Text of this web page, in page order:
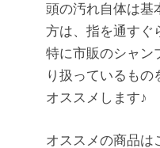
頭の汚れ自体は基
方は、指を通す
特に市販のシャン
り扱っているもの
オススメします♪
オススメの商品は